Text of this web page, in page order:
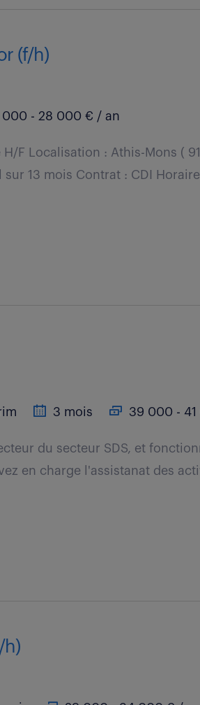
(f/h)
000 - 28 000 € / an
F Localisation : Athis-Mons (
13 mois Contrat : CDI
3 mois 39 000 -
du secteur SDS, et
en charge l'assistanat des
h)